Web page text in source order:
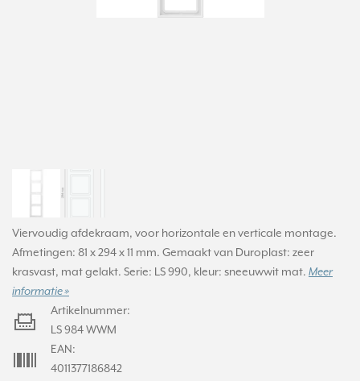
Viervoudig afdekraam, voor horizontale en verticale montage.
Afmetingen: 81 x 294 x 11 mm. Gemaakt van Duroplast: zeer
krasvast, mat gelakt. Serie: LS 990, kleur: sneeuwwit mat. Meer
informatie »
Artikelnummer:
LS 984 WWM
EAN:
4011377186842